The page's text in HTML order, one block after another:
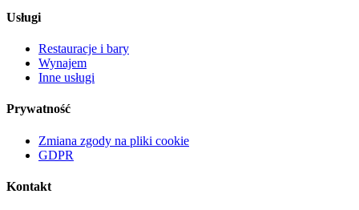
Usługi
Restauracje i bary
Wynajem
Inne usługi
Prywatność
Zmiana zgody na pliki cookie
GDPR
Kontakt